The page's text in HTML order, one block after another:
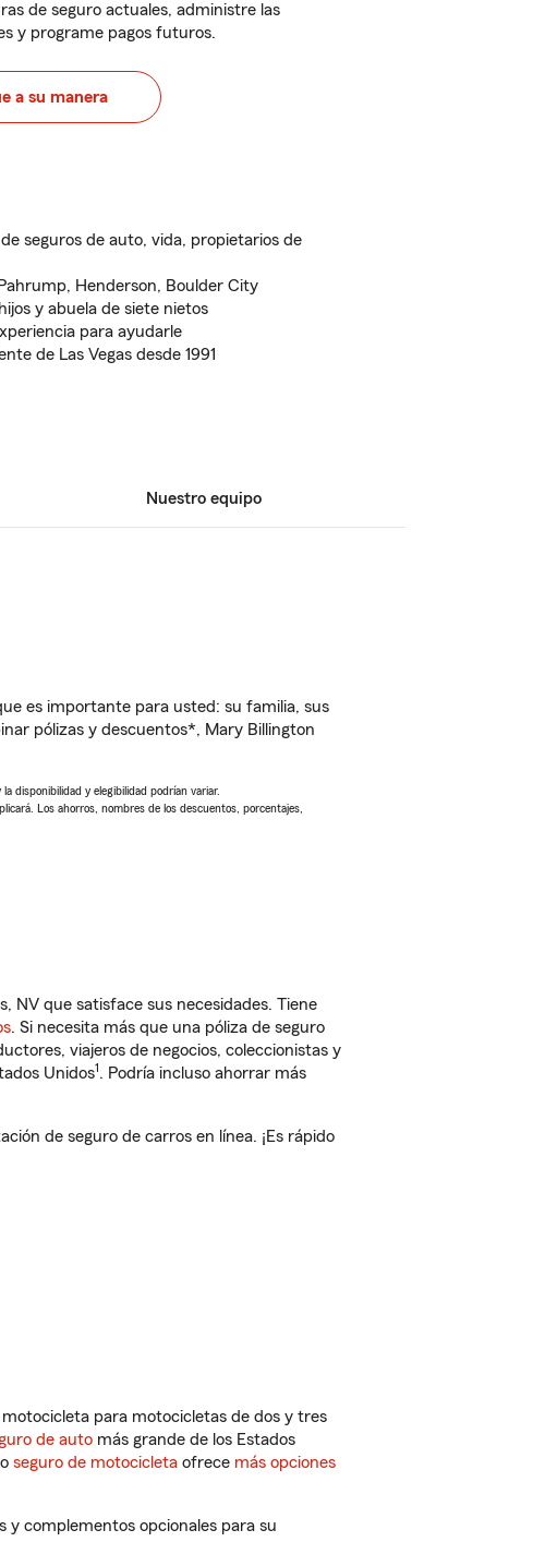
de seguro actuales, administre las
y programe pagos futuros.
a su manera
seguros de auto, vida, propietarios de
Henderson, Boulder City
y abuela de siete nietos
para ayudarle
de Las Vegas desde 1991
Nuestro equipo
es importante para usted: su familia, sus
pólizas y descuentos*, Mary Billington
disponibilidad y elegibilidad podrían variar.
Los ahorros, nombres de los descuentos, porcentajes,
NV que satisface sus necesidades. Tiene
. Si necesita más que una póliza de seguro
viajeros de negocios, coleccionistas y
Unidos1. Podría incluso ahorrar más
de seguro de carros en línea. ¡Es rápido
para motocicletas de dos y tres
de auto más grande de los Estados
seguro de motocicleta ofrece más opciones
y complementos opcionales para su